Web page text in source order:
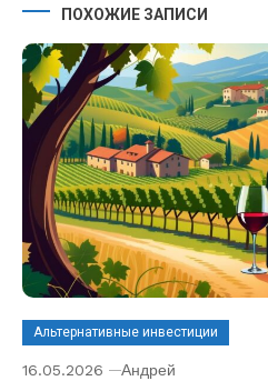
ПОХОЖИЕ ЗАПИСИ
Альтернативные инвестиции
16.05.2026 Андрей